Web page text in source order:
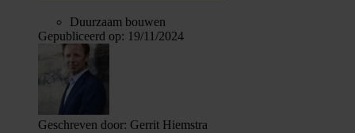
Duurzaam bouwen
Gepubliceerd op: 19/11/2024
Geschreven door: Gerrit Hiemstra